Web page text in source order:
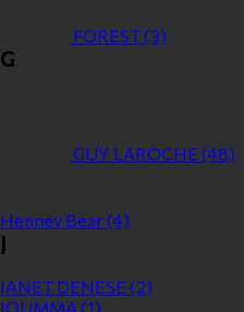
FOREST(3)
G
GUY LAROCHE (48)
Henney Bear(4)
J
JANET DENESE (2)
JOUMMA (1)